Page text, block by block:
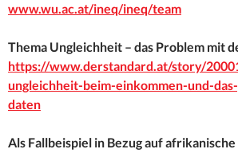
www.wu.ac.at/ineq/ineq/team
Thema Ungleichheit – das Problem mit
https://www.derstandard.at/story/
ungleichheit-beim-einkommen-und-
daten
Als Fallbeispiel in Bezug auf